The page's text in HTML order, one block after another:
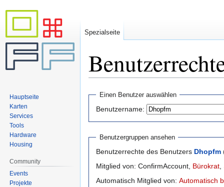
springen
springen
Einen Benutzer auswählen
Benutzername:
Benutzergruppen ansehen
Benutzerrechte des Benutzers Dhopfm
Mitglied von: ConfirmAccount, Bürokrat
Automatisch Mitglied von: Automatisch
Spezialseite
Hauptseite
Karten
Services
Tools
Hardware
Housing
Community
Events
Projekte